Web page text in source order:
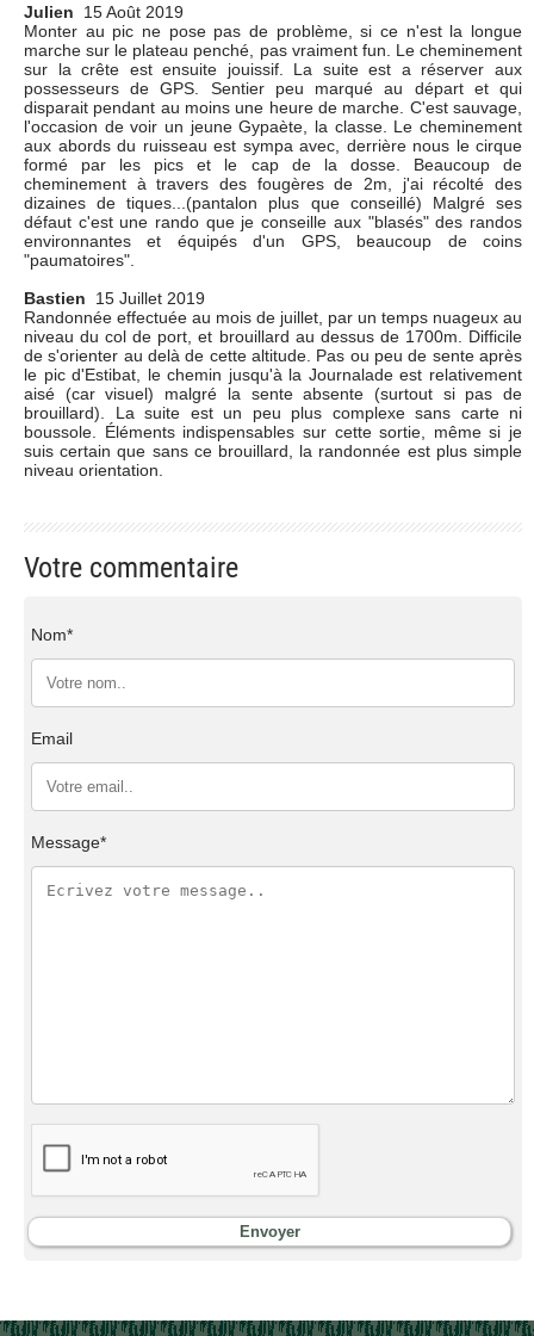
Julien
15 Août 2019
Monter au pic ne pose pas de problème, si ce n'est la longue
marche sur le plateau penché, pas vraiment fun. Le cheminement
sur la crête est ensuite jouissif. La suite est a réserver aux
possesseurs de GPS. Sentier peu marqué au départ et qui
disparait pendant au moins une heure de marche. C'est sauvage,
l'occasion de voir un jeune Gypaète, la classe. Le cheminement
aux abords du ruisseau est sympa avec, derrière nous le cirque
formé par les pics et le cap de la dosse. Beaucoup de
cheminement à travers des fougères de 2m, j'ai récolté des
dizaines de tiques...(pantalon plus que conseillé) Malgré ses
défaut c'est une rando que je conseille aux "blasés" des randos
environnantes et équipés d'un GPS, beaucoup de coins
"paumatoires".
Bastien
15 Juillet 2019
Randonnée effectuée au mois de juillet, par un temps nuageux au
niveau du col de port, et brouillard au dessus de 1700m. Difficile
de s'orienter au delà de cette altitude. Pas ou peu de sente après
le pic d'Estibat, le chemin jusqu'à la Journalade est relativement
aisé (car visuel) malgré la sente absente (surtout si pas de
brouillard). La suite est un peu plus complexe sans carte ni
boussole. Éléments indispensables sur cette sortie, même si je
suis certain que sans ce brouillard, la randonnée est plus simple
niveau orientation.
Votre commentaire
Nom*
Email
Message*